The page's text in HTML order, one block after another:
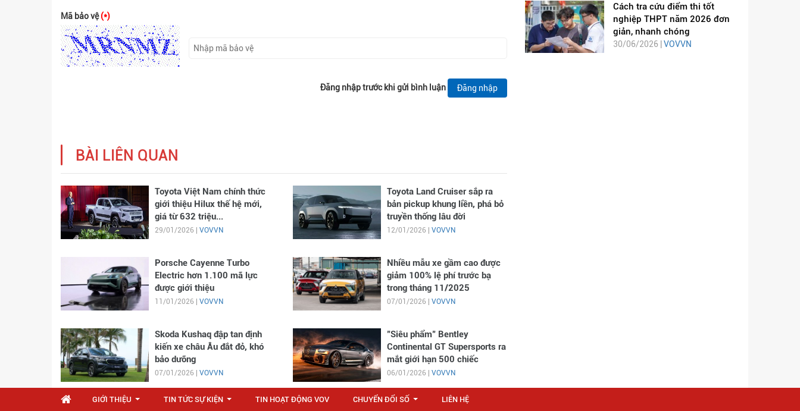
Mã bảo vệ(*)
Đăng nhập trước khi gửi bình luận Đăng nhập
BÀI LIÊN QUAN
Toyota Việt Nam chính thức
giới thiệu Hilux thế hệ mới,
giá từ 632 triệu...
29/01/2026 | VOVVN
Toyota Land Cruiser sắp ra
bản pickup khung liền, phá bỏ
truyền thống lâu đời
12/01/2026 | VOVVN
Porsche Cayenne Turbo
Electric hơn 1.100 mã lực
được giới thiệu
11/01/2026 | VOVVN
Nhiều mẫu xe gầm cao được
giảm 100% lệ phí trước bạ
trong tháng 11/2025
07/01/2026 | VOVVN
Skoda Kushaq đập tan định
kiến xe châu Âu đắt đỏ, khó
bảo dưỡng
07/01/2026 | VOVVN
"Siêu phẩm" Bentley
Continental GT Supersports ra
mắt giới hạn 500 chiếc
06/01/2026 | VOVVN
Cách tra cứu điểm thi tốt
nghiệp THPT năm 2026 đơn
giản, nhanh chóng
30/06/2026 |VOVVN
GIỚI THIỆU TIN TỨC SỰ KIỆN TIN HOẠT ĐỘNG VOV CHUYỂN ĐỔI SỐ LIÊN HỆ